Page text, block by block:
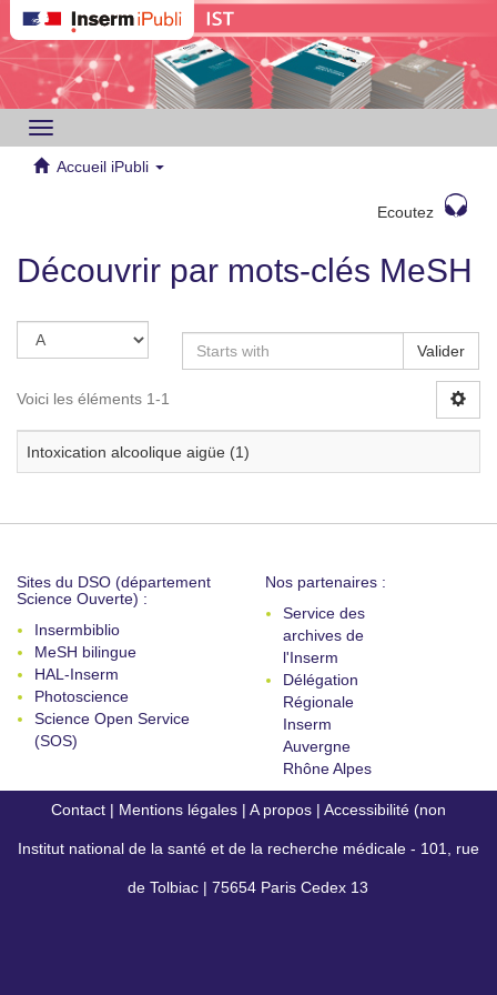
Toggle
navigation
Accueil iPubli
Ecoutez
Découvrir par mots-clés MeSH
Valider
Voici les éléments 1-1
Intoxication alcoolique aigüe (1)
Sites du DSO (département
Science Ouverte) :
Insermbiblio
MeSH bilingue
HAL-Inserm
Photoscience
Science Open Service
(SOS)
Nos partenaires :
Service des
archives de
l'Inserm
Délégation
Régionale
Inserm
Auvergne
Rhône Alpes
Contact | Mentions légales | A propos | Accessibilité (non
conforme)
Institut national de la santé et de la recherche médicale - 101, rue
de Tolbiac | 75654 Paris Cedex 13